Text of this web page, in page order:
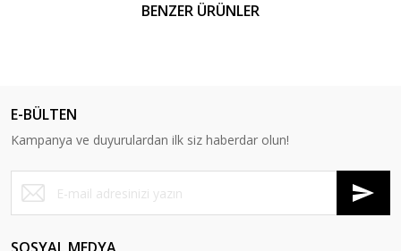
BENZER ÜRÜNLER
E-BÜLTEN
Kampanya ve duyurulardan ilk siz haberdar olun!